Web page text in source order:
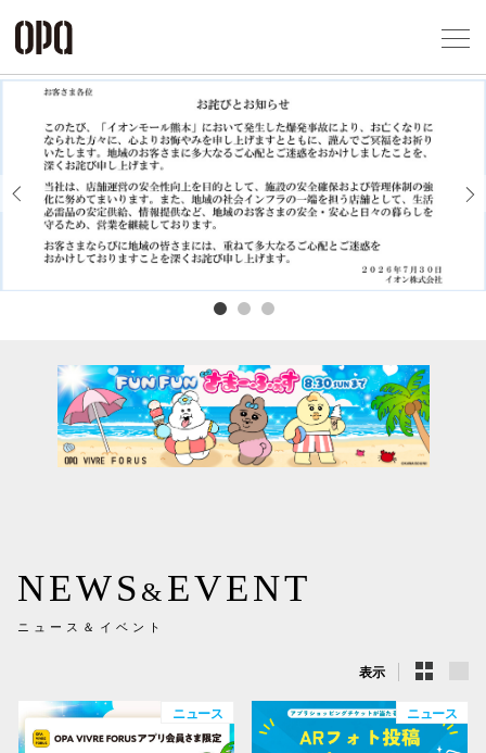
Previous
NEWS & EVENT
ニュース＆イベント
表示
ニュース ニュース
企業情報
お問い合わせ
プライバシ
ソーシャル